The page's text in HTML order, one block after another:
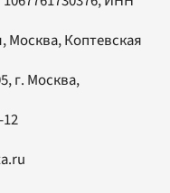
Москва, Коптевская
, г. Москва,
12